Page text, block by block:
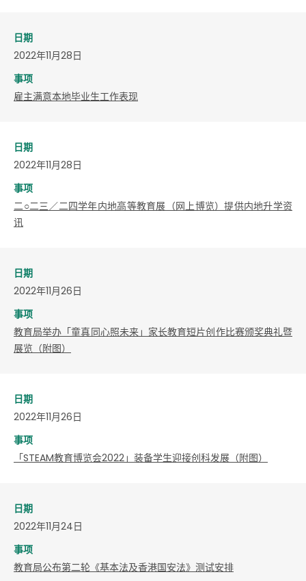
日期
2022年11月28日
事项
雇主满意本地毕业生工作表现
日期
2022年11月28日
事项
​二○二三／二四学年内地高等教育展（网上博览）提供内地升学资
讯
日期
2022年11月26日
事项
教育局举办「童真同心照未来」家长教育短片创作比赛颁奖典礼暨
展览（附图）
日期
2022年11月26日
事项
「STEAM教育博览会2022」装备学生迎接创科发展（附图）
日期
2022年11月24日
事项
教育局公布第二轮《基本法及香港国安法》测试安排